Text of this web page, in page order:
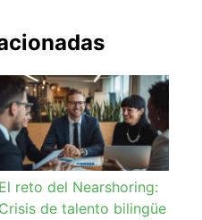
El reto del Nearshoring:
Crisis de talento bilingüe